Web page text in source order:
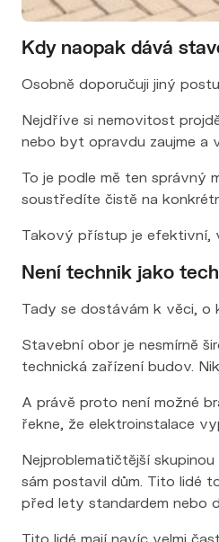
Kdy naopak dává
Osobně doporučuji jiný
Nejdříve si nemovitost
nebo byt opravdu zaujme a
To je podle mě ten správný
soustředíte čistě na
Takový přístup je efektivní,
Není technik jako
Tady se dostávám k věci, o
Stavební obor je nesmírně
technická zařízení budov.
A právě proto není možné
řekne, že elektroinstalace
Nejproblematičtější
sám postavil dům. Tito lidé
před lety standardem nebo
Tito lidé mají navíc velmi